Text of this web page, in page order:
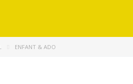
ENFANT & ADO